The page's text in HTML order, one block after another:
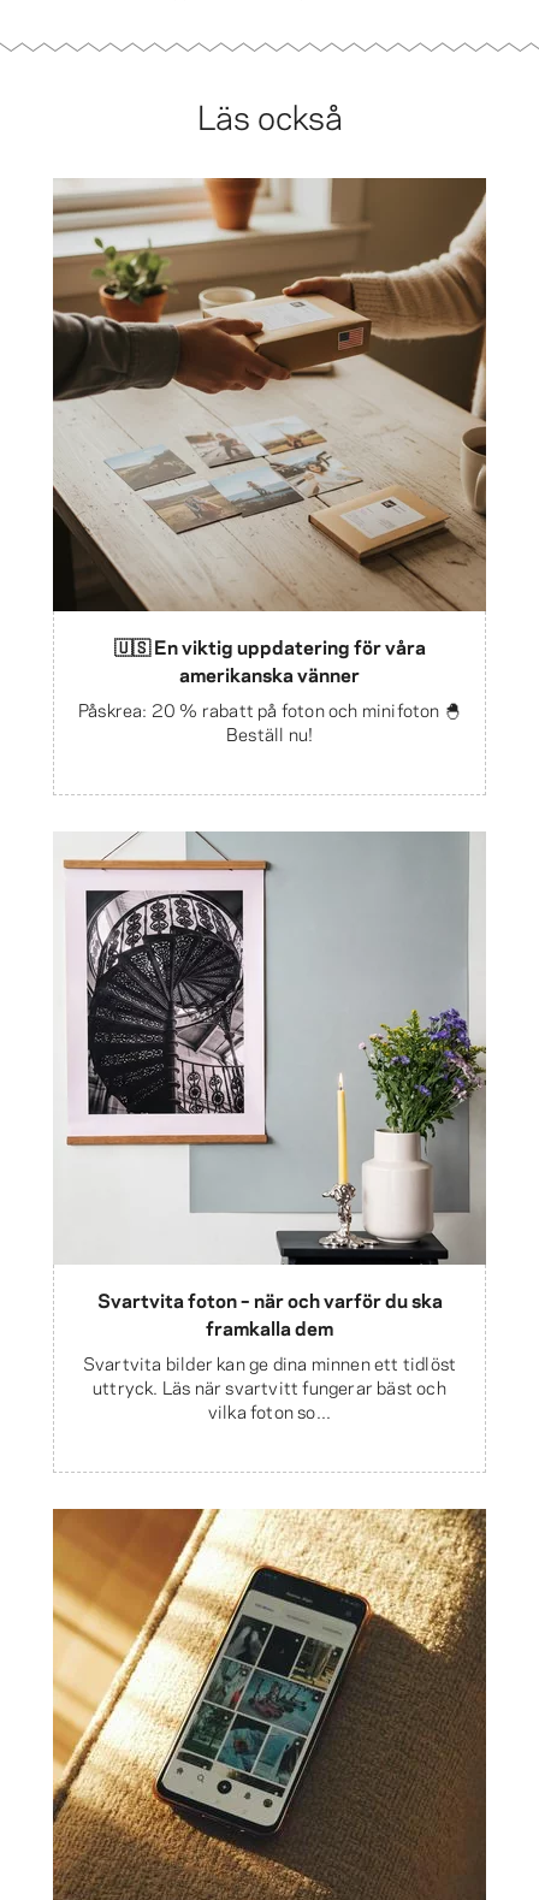
Läs också
🇺🇸 En viktig uppdatering för våra
amerikanska vänner
Påskrea: 20 % rabatt på foton och minifoton 🐣
Beställ nu!
Svartvita foton – när och varför du ska
framkalla dem
Svartvita bilder kan ge dina minnen ett tidlöst
uttryck. Läs när svartvitt fungerar bäst och
vilka foton so...